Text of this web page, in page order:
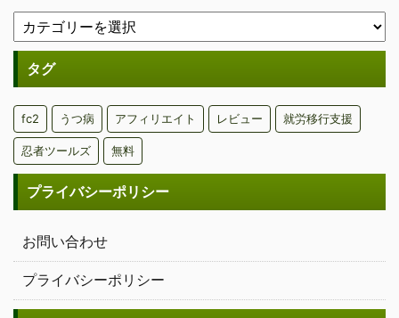
タグ
fc2 うつ病 アフィリエイト レビュー 就労移行支援
忍者ツールズ 無料
プライバシーポリシー
お問い合わせ
プライバシーポリシー